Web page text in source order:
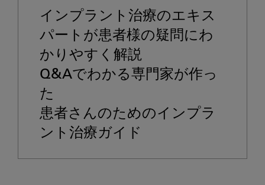
インプラント治療のエキス
パートが患者様の疑問にわ
かりやすく解説
Q&Aでわかる専門家が作っ
た
患者さんのためのインプラ
ント治療ガイド